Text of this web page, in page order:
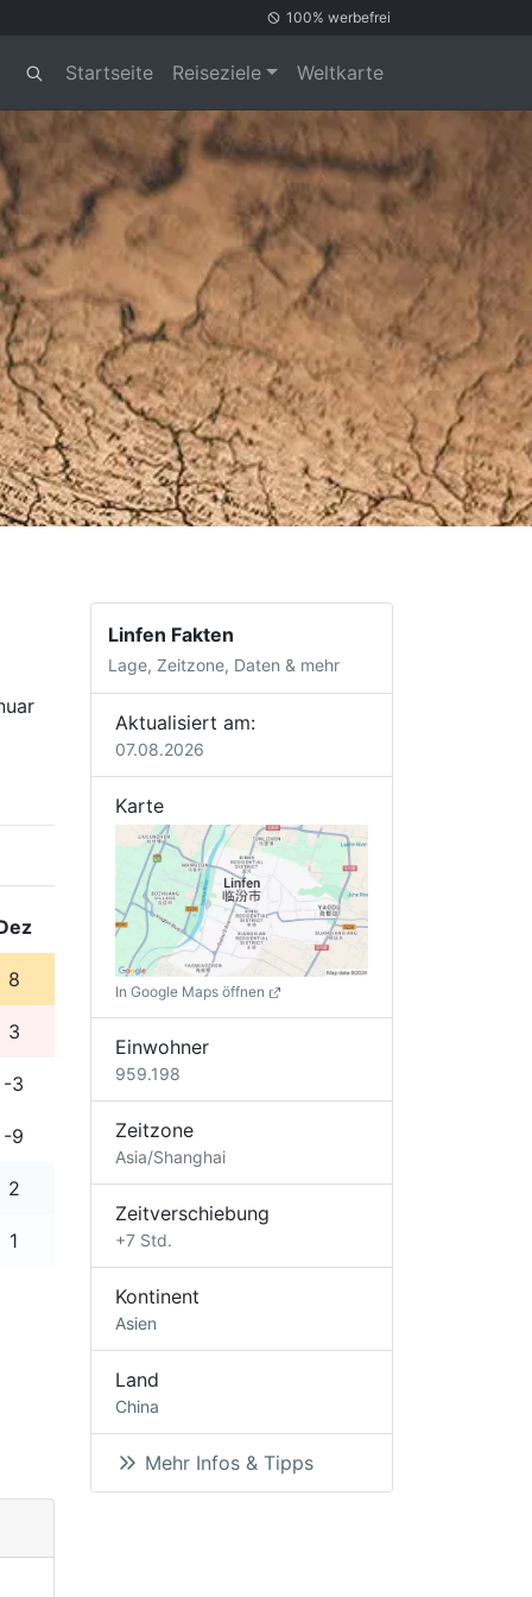
100% werbefrei
Startseite Reiseziele Weltkarte
8
3
-3
-9
2
1
Linfen Fakten
Lage, Zeitzone, Daten & mehr
Aktualisiert am:
07.08.2026
Karte
In Google Maps öffnen
Einwohner
959.198
Zeitzone
Asia/Shanghai
Zeitverschiebung
+7 Std.
Kontinent
Asien
Land
China
Mehr Infos & Tipps